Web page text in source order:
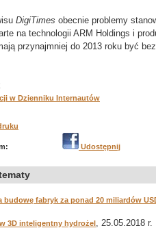
DigiTimes obecnie problemy
na technologii ARM Holdings i
przynajmniej do 2013 roku być
w Dzienniku Internautów
Udostępnij
budowę fabryk za ponad 20 miliardów
3D inteligentny hydrożel, 25.05.2018 r.